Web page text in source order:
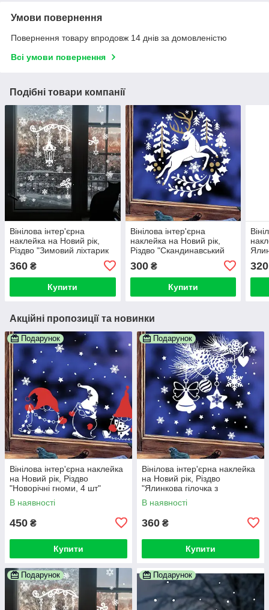
Умови повернення
Повернення товару впродовж 14 днів за домовленістю
Всі умови повернення
Подібні товари компанії
Вінілова інтер'єрна
наклейка на Новий рік,
Різдво "Зимовий ліхтарик
плюс комплект сніжинок"
360 ₴
Купити
Вінілова інтер'єрна
наклейка на Новий рік,
Різдво "Скандинавський
300₴
Купити
320
Акційні пропозиції та новинки
Подарунок
Вінілова інтер'єрна наклейка
на Новий рік, Різдво
"Новорічні гноми, 4 шт"
В наявності
450 ₴
Купити
Подарунок
Вінілова інтер'єрна наклейка
на Новий рік, Різдво
"Ялинкова гілочка з
гірляндою"
В наявності
360 ₴
Купити
Подарунок Подарунок